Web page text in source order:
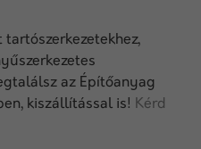
az Építőanyag
kiszállítással is! Kérd